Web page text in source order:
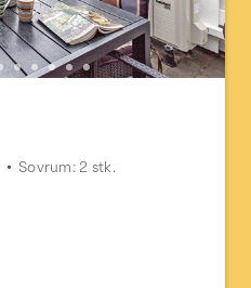
Sovrum: 2 stk.